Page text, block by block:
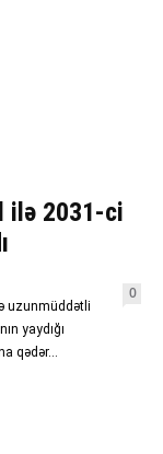
ilə 2031-ci
0
uzunmüddətli
yaydığı
qədər...